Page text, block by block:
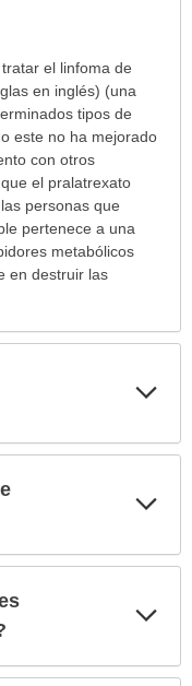
el linfoma de
en inglés) (una
tipos de
este no ha mejorado
con otros
el pralatrexato
personas que
pertenece a una
metabólicos
en destruir las